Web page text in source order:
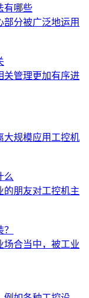
有哪些
分被广泛地运用
关管理更加有序进
大规模应用工控机
么
的朋友对工控机主
场合当中，被工业